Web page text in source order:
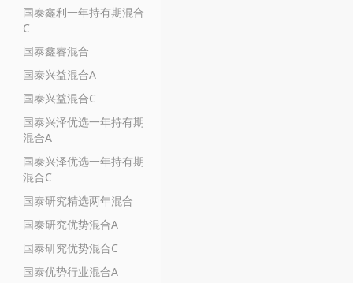
国泰鑫利一年持有期混合
C
国泰鑫睿混合
国泰兴益混合A
国泰兴益混合C
国泰兴泽优选一年持有期
混合A
国泰兴泽优选一年持有期
混合C
国泰研究精选两年混合
国泰研究优势混合A
国泰研究优势混合C
国泰优势行业混合A